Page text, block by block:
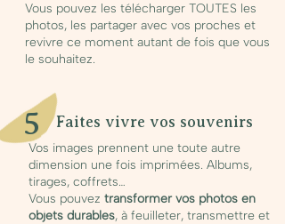
Vous pouvez les télécharger TOUTES les
photos, les partager avec vos proches et
revivre ce moment autant de fois que vous
le souhaitez.
Faites vivre vos souvenirs
5
Vos images prennent une toute autre
dimension une fois imprimées. Albums,
tirages, coffrets…
Vous pouvez transformer vos photos en
objets durables, à feuilleter, transmettre et